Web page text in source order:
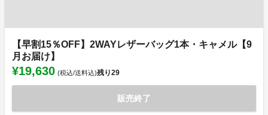
【早割15％OFF】2WAYレザーバッグ1本・キャメル【9
月お届け】
¥19,630 (税込/送料込)残り29
販売終了